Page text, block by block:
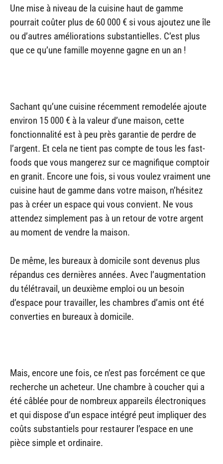
Une mise à niveau de la cuisine haut de gamme
pourrait coûter plus de 60 000 € si vous ajoutez une île
ou d’autres améliorations substantielles. C’est plus
que ce qu’une famille moyenne gagne en un an !
Sachant qu’une cuisine récemment remodelée ajoute
environ 15 000 € à la valeur d’une maison, cette
fonctionnalité est à peu près garantie de perdre de
l’argent. Et cela ne tient pas compte de tous les fast-
foods que vous mangerez sur ce magnifique comptoir
en granit. Encore une fois, si vous voulez vraiment une
cuisine haut de gamme dans votre maison, n’hésitez
pas à créer un espace qui vous convient. Ne vous
attendez simplement pas à un retour de votre argent
au moment de vendre la maison.
De même, les bureaux à domicile sont devenus plus
répandus ces dernières années. Avec l’augmentation
du télétravail, un deuxième emploi ou un besoin
d’espace pour travailler, les chambres d’amis ont été
converties en bureaux à domicile.
Mais, encore une fois, ce n’est pas forcément ce que
recherche un acheteur. Une chambre à coucher qui a
été câblée pour de nombreux appareils électroniques
et qui dispose d’un espace intégré peut impliquer des
coûts substantiels pour restaurer l’espace en une
pièce simple et ordinaire.